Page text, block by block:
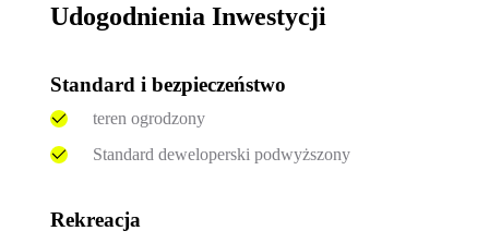
Udogodnienia Inwestycji
Standard i bezpieczeństwo
teren ogrodzony
Standard deweloperski podwyższony
Rekreacja